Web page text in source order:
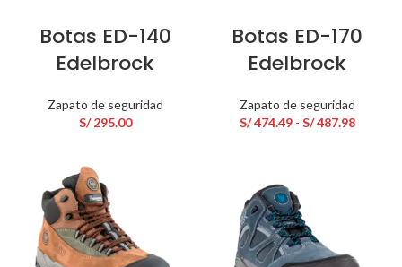
Botas ED-140
Edelbrock
Zapato de seguridad
S/295.00
Botas ED-170
Edelbrock
Zapato de seguridad
S/474.49 - S/487.98Rango